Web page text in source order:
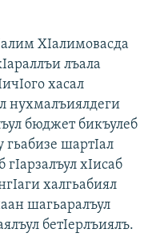
ХIалимовасда
лъала
хасал
нухмалъиялдеги
бюджет бикъулеб
гьабизе шартIал
гIарзалъул хIисаб
халгьабиял
шагьаралъул
бетIерлъиялъ.